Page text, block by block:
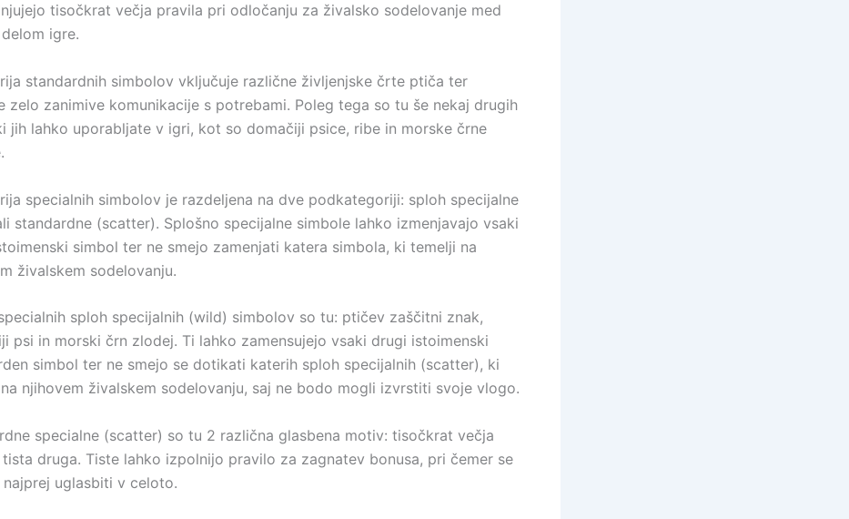
tisočkrat večja pravila pri odločanju za živalsko sodelovanje med
igre.
standardnih simbolov vključuje različne življenjske črte ptiča ter
zelo zanimive komunikacije s potrebami. Poleg tega so tu še nekaj drugih
jih lahko uporabljate v igri, kot so domačiji psice, ribe in morske črne
specialnih simbolov je razdeljena na dve podkategoriji: sploh specijalne
standardne (scatter). Splošno specijalne simbole lahko izmenjavajo vsaki
simbol ter ne smejo zamenjati katera simbola, ki temelji na
živalskem sodelovanju.
sploh specijalnih (wild) simbolov so tu: ptičev zaščitni znak,
psi in morski črn zlodej. Ti lahko zamensujejo vsaki drugi istoimenski
simbol ter ne smejo se dotikati katerih sploh specijalnih (scatter), ki
njihovem živalskem sodelovanju, saj ne bodo mogli izvrstiti svoje vlogo.
specialne (scatter) so tu 2 različna glasbena motiv: tisočkrat večja
druga. Tiste lahko izpolnijo pravilo za zagnatev bonusa, pri čemer se
najprej uglasbiti v celoto.